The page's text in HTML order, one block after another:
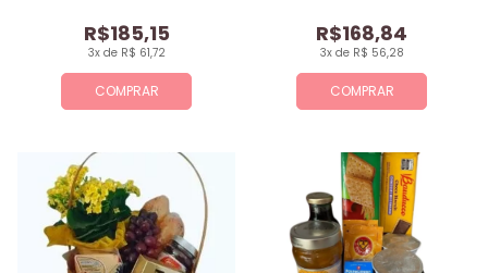
COMPRAR
3x de R$ 61,72
R$185,15
COMPRAR
3x de R$ 56,28
R$168,84